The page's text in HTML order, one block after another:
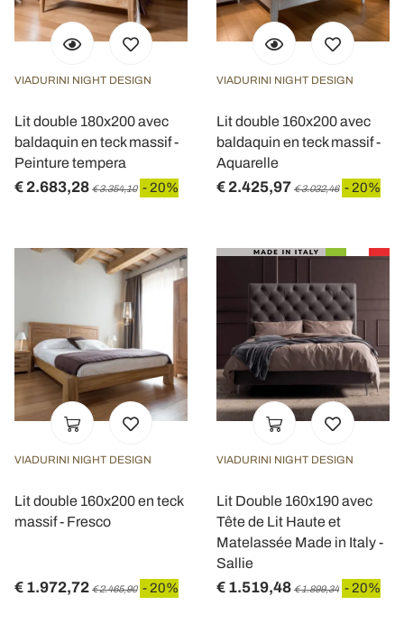
VIADURINI NIGHT DESIGN
Lit double 180x200 avec
baldaquin en teck massif -
Peinture tempera
€ 2.683,28 € 3.354,10 - 20%
VIADURINI NIGHT DESIGN
Lit double 160x200 avec
baldaquin en teck massif -
Aquarelle
€ 2.425,97 € 3.032,46 - 20%
VIADURINI NIGHT DESIGN
Lit double 160x200 en teck
massif - Fresco
€ 1.972,72 € 2.465,90 - 20%
VIADURINI NIGHT DESIGN
Lit Double 160x190 avec
Tête de Lit Haute et
Matelassée Made in Italy -
Sallie
€ 1.519,48 € 1.899,34 - 20%